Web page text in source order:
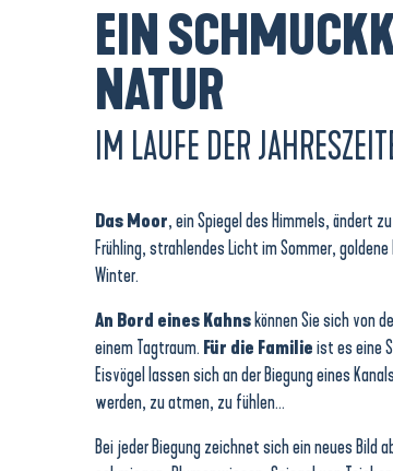
EIN
NATUR
IM LAUFE DER
Das Moor, ein Spiegel des Himmels, ändert
Frühling, strahlendes Licht im Sommer,
Winter.
An Bord eines Kahns können Sie sich von
einem Tagtraum. Für die Familieist es eine
Eisvögel lassen sich an der Biegung eines
werden, zu atmen, zu fühlen…
Bei jeder Biegung zeichnet sich ein neues Bild